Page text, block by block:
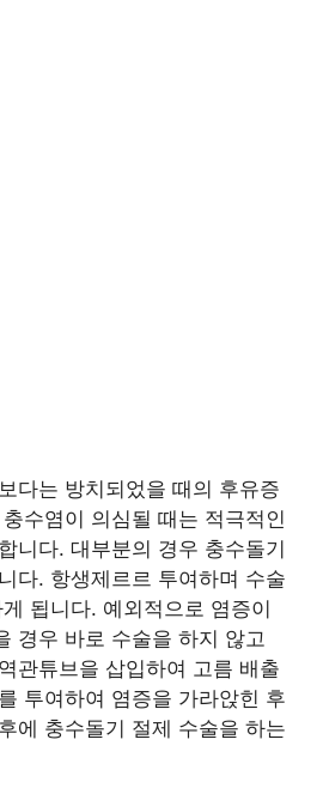
다는 방치되었을 때의 후유증
수염이 의심될 때는 적극적인
니다. 대부분의 경우 충수돌기
다. 항생제르르 투여하며 수술
됩니다. 예외적으로 염증이
경우 바로 수술을 하지 않고
관튜브을 삽입하여 고름 배출
투여하여 염증을 가라앉힌 후
에 충수돌기 절제 수술을 하는